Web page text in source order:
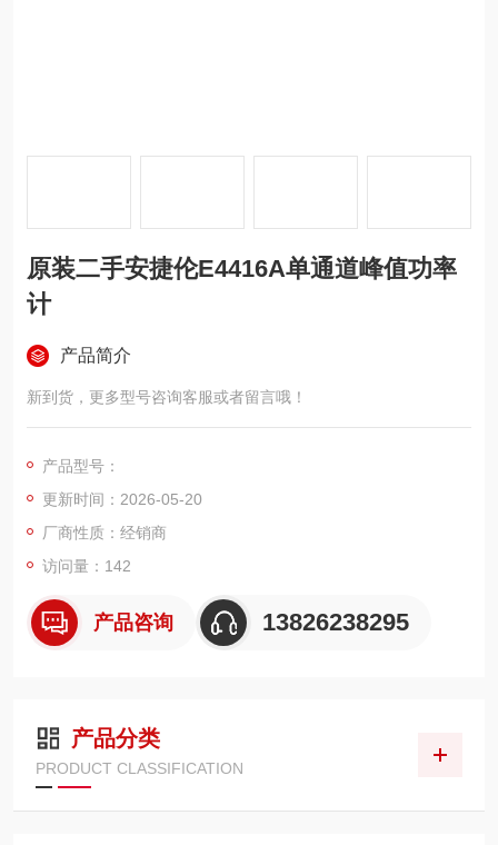
原装二手安捷伦E4416A单通道峰值功率
计
产品简介
新到货，更多型号咨询客服或者留言哦！
产品型号：
更新时间：2026-05-20
厂商性质：经销商
访问量：142
产品咨询 13826238295
产品分类
PRODUCT CLASSIFICATION